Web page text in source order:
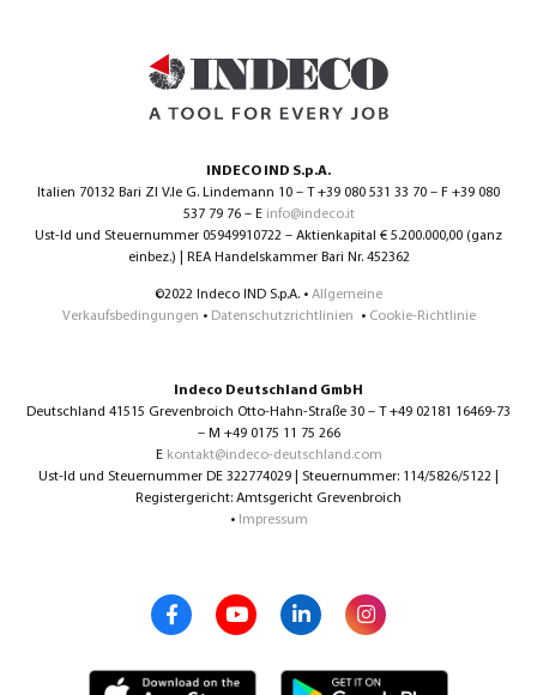
INDECO IND S.p.A.
Italien 70132 Bari ZI V.le G. Lindemann 10 – T +39 080 531 33 70 – F +39 080
537 79 76 – E info@indeco.it
Ust-Id und Steuernummer 05949910722 – Aktienkapital € 5.200.000,00 (ganz
einbez.) | REA Handelskammer Bari Nr. 452362
©2022 Indeco IND S.p.A. • Allgemeine
Verkaufsbedingungen • Datenschutzrichtlinien • Cookie-Richtlinie
Indeco Deutschland GmbH
Deutschland 41515 Grevenbroich Otto-Hahn-Straße 30 – T +49 02181 16469-73
– M +49 0175 11 75 266
E kontakt@indeco-deutschland.com
Ust-Id und Steuernummer DE 322774029 | Steuernummer: 114/5826/5122 |
Registergericht: Amtsgericht Grevenbroich
• Impressum